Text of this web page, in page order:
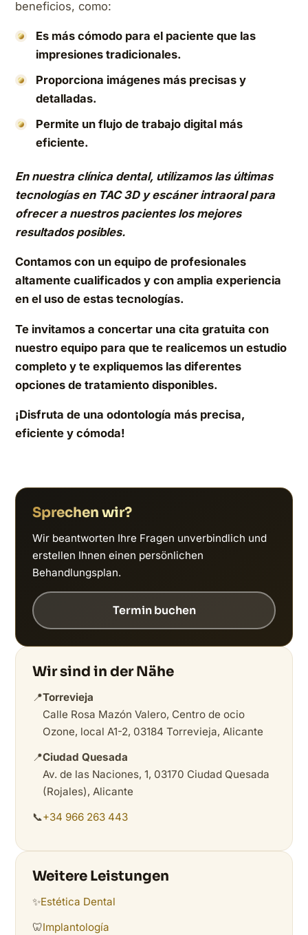
beneficios, como:
Es más cómodo para el paciente que las
impresiones tradicionales.
Proporciona imágenes más precisas y
detalladas.
Permite un flujo de trabajo digital más
eficiente.
En nuestra clínica dental, utilizamos las últimas
tecnologías en TAC 3D y escáner intraoral para
ofrecer a nuestros pacientes los mejores
resultados posibles.
Contamos con un equipo de profesionales
altamente cualificados y con amplia experiencia
en el uso de estas tecnologías.
Te invitamos a concertar una cita gratuita con
nuestro equipo para que te realicemos un estudio
completo y te expliquemos las diferentes
opciones de tratamiento disponibles.
¡Disfruta de una odontología más precisa,
eficiente y cómoda!
Sprechen wir?
Wir beantworten Ihre Fragen unverbindlich und
erstellen Ihnen einen persönlichen
Behandlungsplan.
Termin buchen
Wir sind in der Nähe
📍Torrevieja
Calle Rosa Mazón Valero, Centro de ocio
Ozone, local A1-2, 03184 Torrevieja, Alicante
📍Ciudad Quesada
Av. de las Naciones, 1, 03170 Ciudad Quesada
(Rojales), Alicante
📞+34 966 263 443
Weitere Leistungen
✨Estética Dental
🦷Implantología